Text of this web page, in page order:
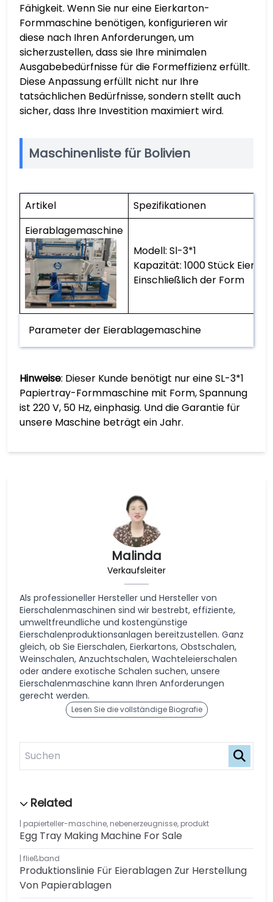
Malinda
Verkaufsleiter
Als professioneller Hersteller und Hersteller von
Eierschalenmaschinen sind wir bestrebt, effiziente,
umweltfreundliche und kostengünstige
Eierschalenproduktionsanlagen bereitzustellen. Ganz
gleich, ob Sie Eierschalen, Eierkartons, Obstschalen,
Weinschalen, Anzuchtschalen, Wachteleierschalen
oder andere exotische Schalen suchen, unsere
Eierschalenmaschine kann Ihren Anforderungen
gerecht werden.
Lesen Sie die vollständige Biografie
papierteller-maschine, nebenerzeugnisse, produkt
Egg Tray Making Machine For Sale
fließband
Produktionslinie Für Eierablagen Zur Herstellung
Von Papierablagen
Fähigkeit. Wenn Sie nur eine Eierkarton-
Formmaschine benötigen, konfigurieren wir
diese nach Ihren Anforderungen, um
sicherzustellen, dass sie Ihre minimalen
Ausgabebedürfnisse für die Formeffizienz erfüllt.
Diese Anpassung erfüllt nicht nur Ihre
tatsächlichen Bedürfnisse, sondern stellt auch
sicher, dass Ihre Investition maximiert wird.
Maschinenliste für Bolivien
Artikel
Spezifikationen
Eierablagemaschine
Modell: Sl-3*1
Kapazität: 1000 Stück
Einschließlich der Form
Parameter der Eierablagemaschine
Hinweise: Dieser Kunde benötigt nur eine SL-3*1
Papiertray-Formmaschine mit Form, Spannung
ist 220 V, 50 Hz, einphasig. Und die Garantie für
unsere Maschine beträgt ein Jahr.